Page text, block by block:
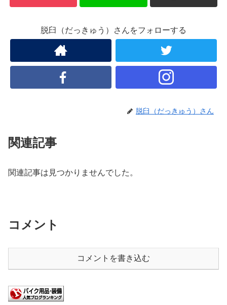
脱臼（だっきゅう）さんをフォローする
脱臼（だっきゅう）さん
関連記事
関連記事は見つかりませんでした。
コメント
コメントを書き込む